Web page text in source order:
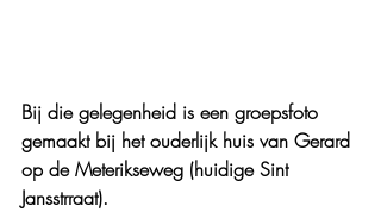
Bij die gelegenheid is een groepsfoto
gemaakt bij het ouderlijk huis van Gerard
op de Meterikseweg (huidige Sint
Jansstrraat).